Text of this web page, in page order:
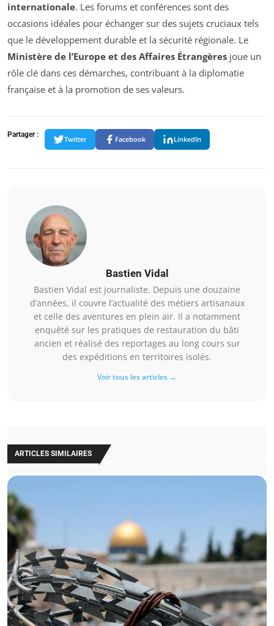
internationale. Les forums et conférences sont des
occasions idéales pour échanger sur des sujets cruciaux tels
que le développement durable et la sécurité régionale. Le
Ministère de l’Europe et des Affaires Étrangères joue un
rôle clé dans ces démarches, contribuant à la diplomatie
française et à la promotion de ses valeurs.
Partager :
Twitter Facebook LinkedIn
Bastien Vidal
Bastien Vidal est journaliste. Depuis une douzaine
d’années, il couvre l’actualité des métiers artisanaux
et celle des aventures en plein air. Il a notamment
enquêté sur les pratiques de restauration du bâti
ancien et réalisé des reportages au long cours sur
des expéditions en territoires isolés.
Voir tous les articles →
ARTICLES SIMILAIRES